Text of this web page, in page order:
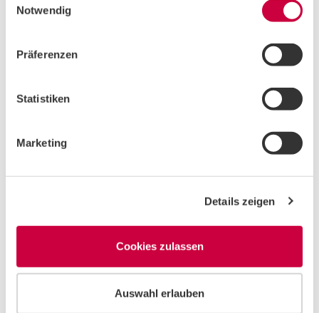
Cookies, wenn Sie unsere Webseite weiterhin nutzen.
Notwendig
Präferenzen
Statistiken
Marketing
Details zeigen
Cookies zulassen
Auswahl erlauben